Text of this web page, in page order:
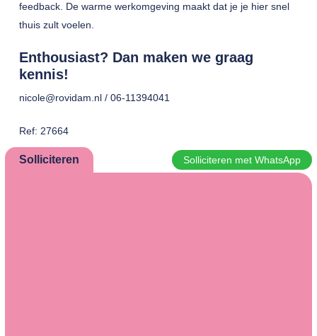
feedback. De warme werkomgeving maakt dat je je hier snel
thuis zult voelen.
Enthousiast? Dan maken we graag
kennis!
nicole@rovidam.nl / 06-11394041
Ref: 27664
Solliciteren Solliciteren met WhatsApp